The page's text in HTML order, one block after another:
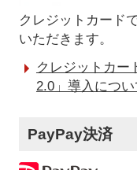
クレジットカード
いただきます。
クレジットカー
2.0」導入につい
PayPay決済